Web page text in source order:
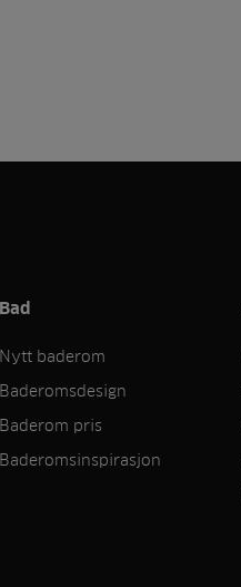
Bad
Nytt baderom
Baderomsdesign
Baderom pris
Baderomsinspirasjon